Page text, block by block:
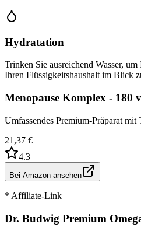
Hydratation
Trinken Sie ausreichend Wasser,
Ihren Flüssigkeitshaushalt im Blick
Menopause Komplex - 180
Umfassendes Premium-Präparat
21,37 €
4.3
Bei Amazon ansehen
* Affiliate-Link
Dr. Budwig Premium